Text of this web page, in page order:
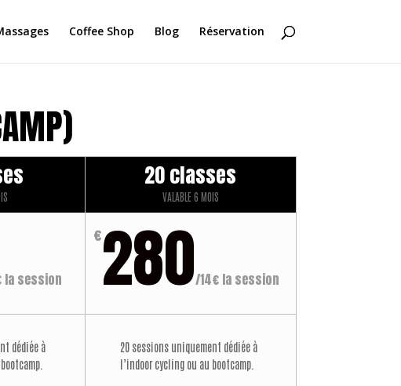
Coffee Shop Blog Réservation
la session
dédiée à
20 classes
VALABLE 6 MOIS
€280/14€ la session
20 sessions uniquement dédiée à
l’indoor cycling ou au bootcamp.